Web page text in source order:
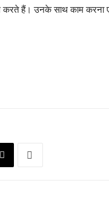
करते हैं। उनके साथ काम करना